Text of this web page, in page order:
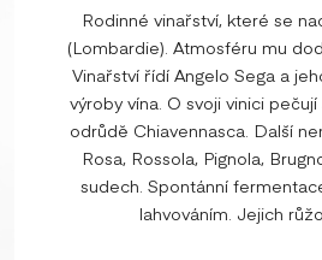
Rodinné vinařství, které se
(Lombardie). Atmosféru mu
Vinařství řídí Angelo Sega a
výroby vína. O svoji vinici
odrůdě Chiavennasca. Další
Rosa, Rossola, Pignola,
sudech. Spontánní
lahvováním. Jejich